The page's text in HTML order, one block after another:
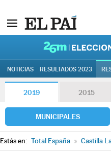
NOTICIAS RESULTADOS 2023
2019 2015
MUNICIPALES
Estás en: Total España » Castilla